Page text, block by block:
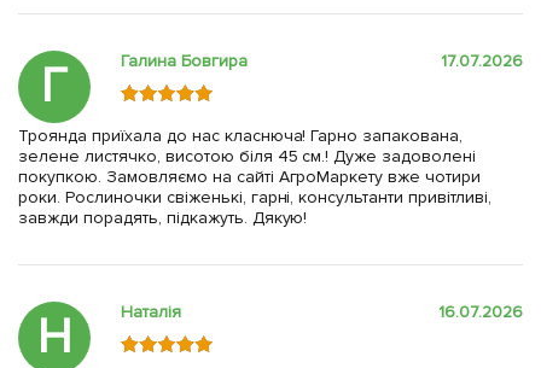
Г Галина Бовгира 17.07.2026
Троянда приїхала до нас класнюча! Гарно запакована,
зелене листячко, висотою біля 45 см.! Дуже задоволені
покупкою. Замовляємо на сайті АгроМаркету вже чотири
роки. Рослиночки свіженькі, гарні, консультанти привітливі,
завжди порадять, підкажуть. Дякую!
Н Наталія 16.07.2026